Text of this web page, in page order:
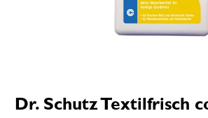
Dr. Schutz Textilfrisch